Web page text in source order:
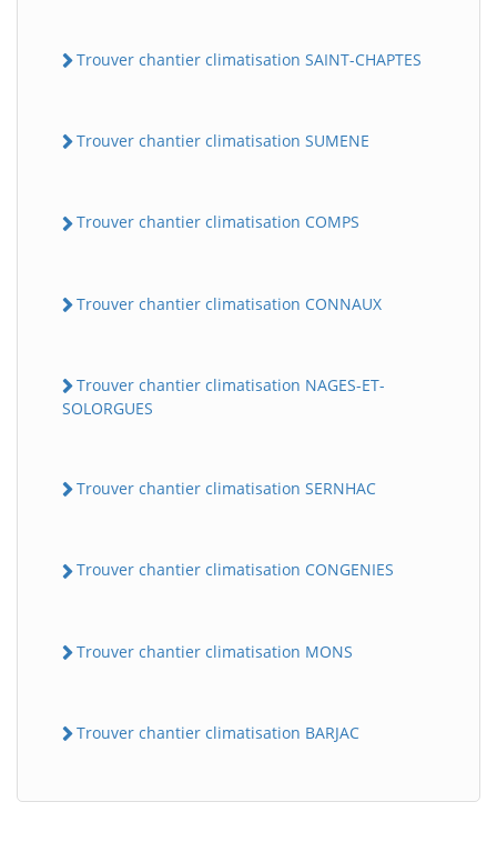
Trouver chantier climatisation SAINT-CHAPTES
Trouver chantier climatisation SUMENE
Trouver chantier climatisation COMPS
Trouver chantier climatisation CONNAUX
Trouver chantier climatisation NAGES-ET-
SOLORGUES
Trouver chantier climatisation SERNHAC
Trouver chantier climatisation CONGENIES
Trouver chantier climatisation MONS
Trouver chantier climatisation BARJAC